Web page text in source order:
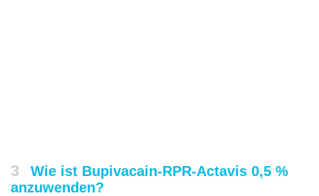
3
Wie ist Bupivacain-RPR-Actavis 0,5 %
anzuwenden?